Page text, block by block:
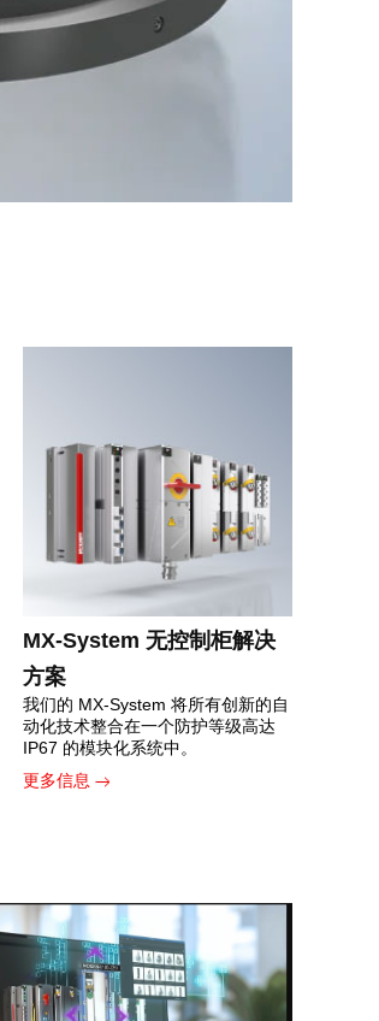
MX-System 无控制柜解决
方案
我们的 MX-System 将所有创新的自
动化技术整合在一个防护等级高达
IP67 的模块化系统中。
更多信息